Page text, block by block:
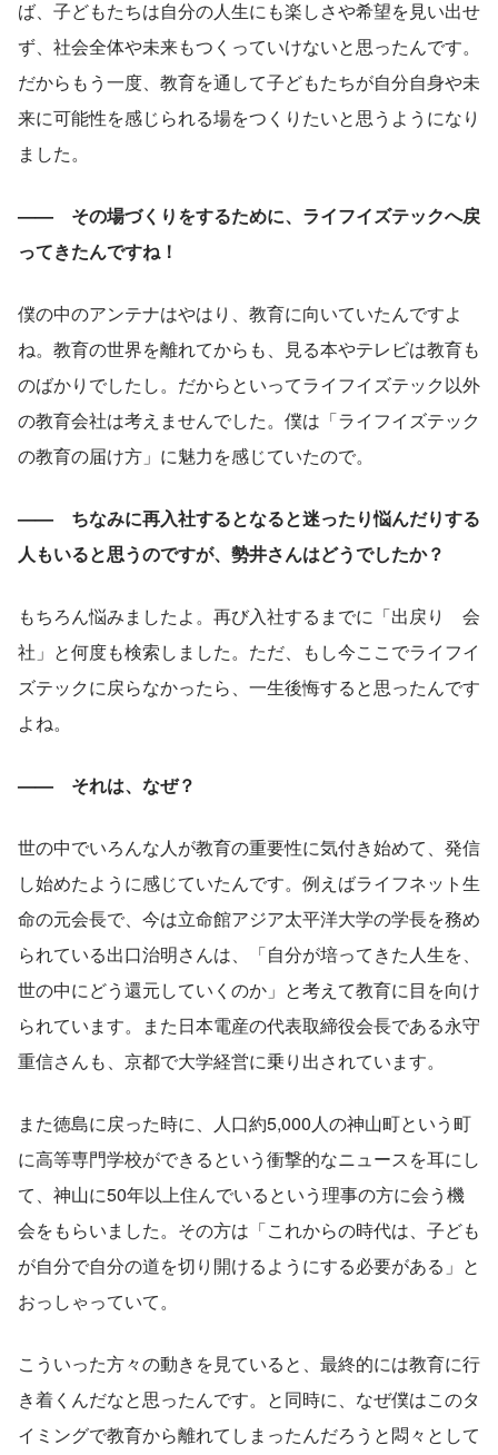
ば、子どもたちは自分の人生にも楽しさや希望を見い出せ
ず、社会全体や未来もつくっていけないと思ったんです。
だからもう一度、教育を通して子どもたちが自分自身や未
来に可能性を感じられる場をつくりたいと思うようになり
ました。
——　その場づくりをするために、ライフイズテックへ戻
ってきたんですね！
僕の中のアンテナはやはり、教育に向いていたんですよ
ね。教育の世界を離れてからも、見る本やテレビは教育も
のばかりでしたし。だからといってライフイズテック以外
の教育会社は考えませんでした。僕は「ライフイズテック
の教育の届け方」に魅力を感じていたので。
——　ちなみに再入社するとなると迷ったり悩んだりする
人もいると思うのですが、勢井さんはどうでしたか？
もちろん悩みましたよ。再び入社するまでに「出戻り　会
社」と何度も検索しました。ただ、もし今ここでライフイ
ズテックに戻らなかったら、一生後悔すると思ったんです
よね。
——　それは、なぜ？
世の中でいろんな人が教育の重要性に気付き始めて、発信
し始めたように感じていたんです。例えばライフネット生
命の元会長で、今は立命館アジア太平洋大学の学長を務め
られている出口治明さんは、「自分が培ってきた人生を、
世の中にどう還元していくのか」と考えて教育に目を向け
られています。また日本電産の代表取締役会長である永守
重信さんも、京都で大学経営に乗り出されています。
また徳島に戻った時に、人口約5,000人の神山町という町
に高等専門学校ができるという衝撃的なニュースを耳にし
て、神山に50年以上住んでいるという理事の方に会う機
会をもらいました。その方は「これからの時代は、子ども
が自分で自分の道を切り開けるようにする必要がある」と
おっしゃっていて。
こういった方々の動きを見ていると、最終的には教育に行
き着くんだなと思ったんです。と同時に、なぜ僕はこのタ
イミングで教育から離れてしまったんだろうと悶々として